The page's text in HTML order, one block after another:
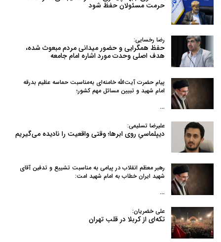
حرمت مسئولان حفظ شود
رضا رخسایی:
حفظ همگرایی و حضور میدانی مردم مبعوث شده،
هدف اصلی وحدت مورد اشاره امام جامعه
پیام حضرت آیت‌الله خامنه‌ای به‌مناسبت حماسه عظیم بدرقه
امام شهید و تبیین مسائل مهم کشور؛
…
علیرضا تسلیمی:
دیپلماسیِ روی ابرها؛ وقتی واقعیت را نادیده می‌گیریم
رهبر معظم انقلاب در پیامی به‌ مناسبت تشییع و تدفین آقای
شهید ایران خطاب به امام شهید امت:
…
علی خضریان:
تکه‌ای از کربلا در قلب تهران